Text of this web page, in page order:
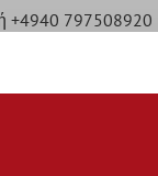
+4940 797508920